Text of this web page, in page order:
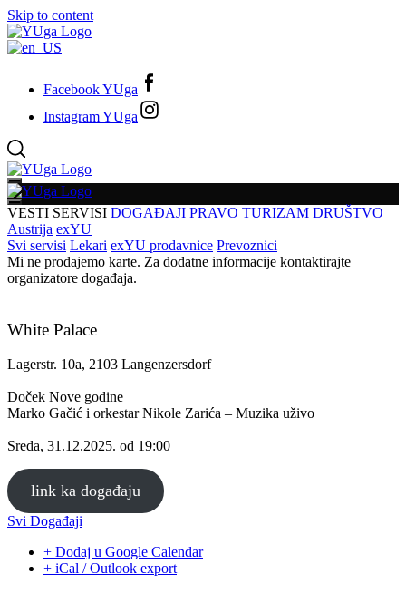
Skip to content
Facebook YUga
Instagram YUga
VESTI SERVISI DOGAĐAJI PRAVO TURIZAM DRUŠTVO
Austrija exYU
Svi servisi Lekari exYU prodavnice Prevoznici
Mi ne prodajemo karte. Za dodatne informacije kontaktirajte
organizatore događaja.
White Palace
Lagerstr. 10a, 2103 Langenzersdorf
Doček Nove godine
Marko Gačić i orkestar Nikole Zarića – Muzika uživo
Sreda, 31.12.2025. od 19:00
link ka događaju
Svi Događaji
+ Dodaj u Google Calendar
+ iCal / Outlook export